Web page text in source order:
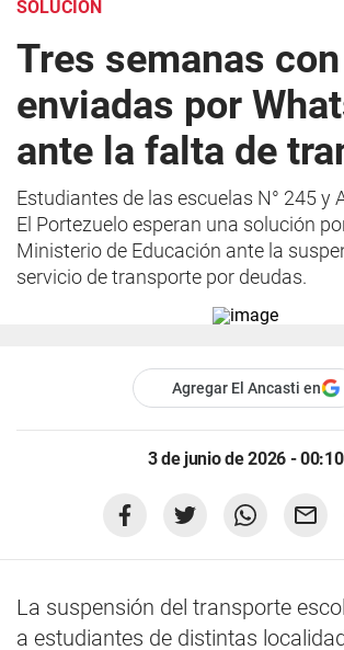
SOLUCIÓN
Tres semanas
enviadas por
ante la falta de
Estudiantes de las escuelas N° 245 y
El Portezuelo esperan una solución
Ministerio de Educación ante la
servicio de transporte por deudas.
Agregar El Ancasti en
3 de junio de 2026 - 00:10
La suspensión del transporte
a estudiantes de distintas